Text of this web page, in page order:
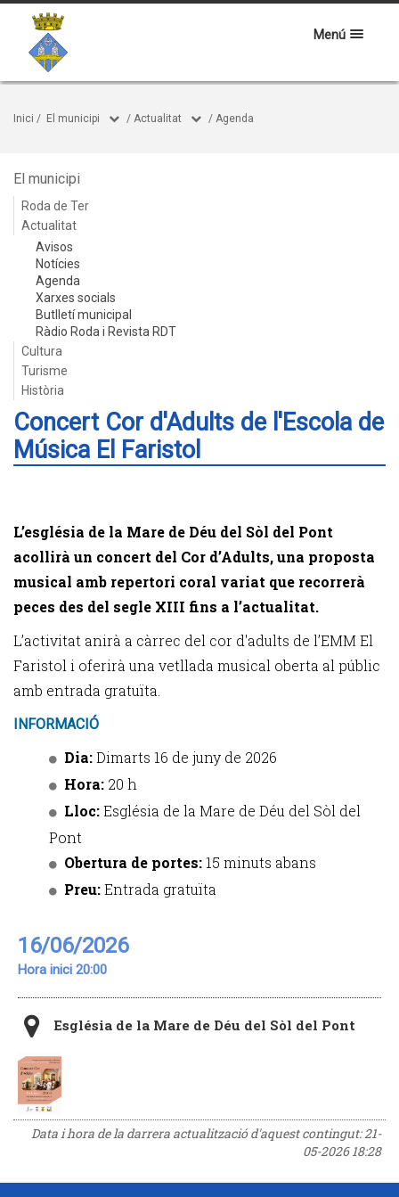
Menú
Inici / El municipi / Actualitat / Agenda
El municipi
Roda de Ter
Actualitat
Avisos
Notícies
Agenda
Xarxes socials
Butlletí municipal
Ràdio Roda i Revista RDT
Cultura
Turisme
Història
Concert Cor d'Adults de l'Escola de
Música El Faristol
L’església de la Mare de Déu del Sòl del Pont
acollirà un concert del Cor d’Adults, una proposta
musical amb repertori coral variat que recorrerà
peces des del segle XIII fins a l’actualitat.
L’activitat anirà a càrrec del cor d'adults de l’EMM El
Faristol i oferirà una vetllada musical oberta al públic
amb entrada gratuïta.
INFORMACIÓ
Dia:Dimarts 16 de juny de 2026
Hora: 20 h
Lloc:Església de la Mare de Déu del Sòl del
Pont
Obertura de portes: 15 minuts abans
Preu:Entrada gratuïta
16/06/2026
Hora inici 20:00
Església de la Mare de Déu del Sòl del Pont
Data i hora de la darrera actualització d'aquest contingut:21-
05-2026 18:28